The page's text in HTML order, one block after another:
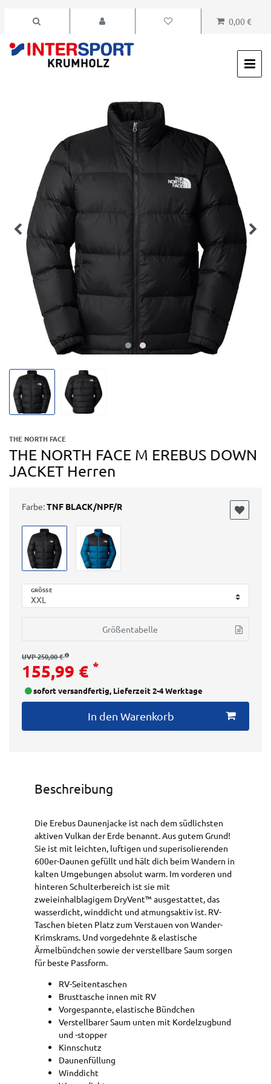
0,00 €
THE NORTH FACE
THE NORTH FACE M EREBUS DOWN
JACKET Herren
GRÖSSE
Größentabelle
Farbe:TNF BLACK/NPF/R
UVP 250,00 €
155,99 € *
sofort versandfertig, Lieferzeit 2-4 Werktage
In den Warenkorb
Beschreibung
Die Erebus Daunenjacke ist nach dem südlichsten
aktiven Vulkan der Erde benannt. Aus gutem Grund!
Sie ist mit leichten, luftigen und superisolierenden
600er-Daunen gefüllt und hält dich beim Wandern in
kalten Umgebungen absolut warm. Im vorderen und
hinteren Schulterbereich ist sie mit
zweieinhalblagigem DryVent™ ausgestattet, das
wasserdicht, winddicht und atmungsaktiv ist. RV-
Taschen bieten Platz zum Verstauen von Wander-
Krimskrams. Und vorgedehnte & elastische
Ärmelbündchen sowie der verstellbare Saum sorgen
für beste Passform.
RV-Seitentaschen
Brusttasche innen mit RV
Vorgespannte, elastische Bündchen
Verstellbarer Saum unten mit Kordelzugbund
und -stopper
Kinnschutz
Daunenfüllung
Winddicht